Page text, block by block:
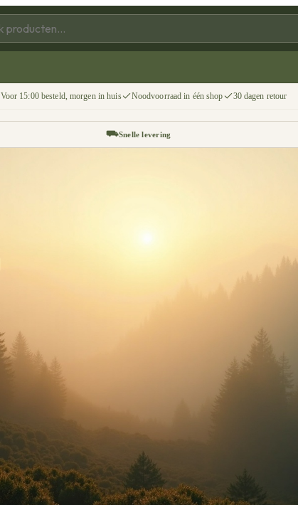
Voor 15:00 besteld, morgen in huis Noodvoorraad in één shop 30 dagen retour
⛟Snelle levering